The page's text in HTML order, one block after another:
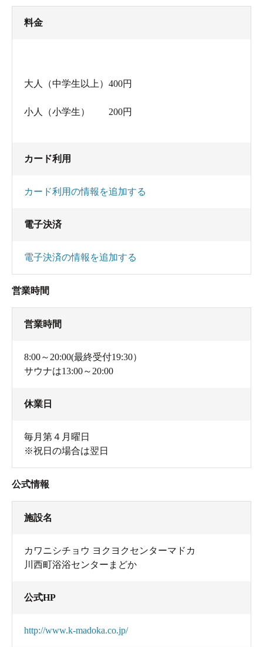
料金
大人（中学生以上）400円
小人（小学生） 200円
カード利用
カード利用の情報を追加する
電子決済
電子決済の情報を追加する
営業時間
営業時間
8:00～20:00(最終受付19:30）
サウナは13:00～20:00
休業日
毎月第４月曜日
※祝日の場合は翌日
公式情報
施設名
カワニシチョウ ヨクヨクセンターマドカ
川西町浴浴センターまどか
公式HP
http://www.k-madoka.co.jp/